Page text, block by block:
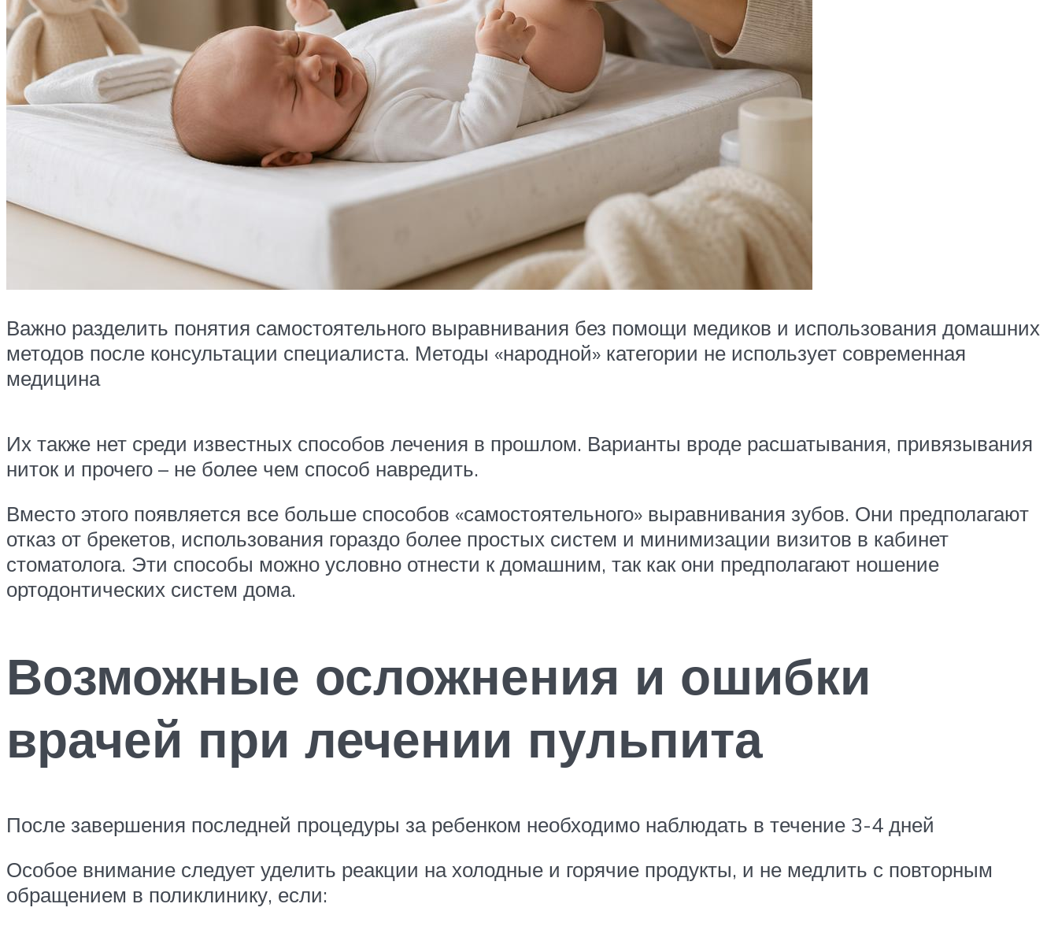
Важно разделить понятия самостоятельного выравнивания без помощи медиков и использования домашних
методов после консультации специалиста. Методы «народной» категории не использует современная
медицина
Их также нет среди известных способов лечения в прошлом. Варианты вроде расшатывания, привязывания
ниток и прочего – не более чем способ навредить.
Вместо этого появляется все больше способов «самостоятельного» выравнивания зубов. Они предполагают
отказ от брекетов, использования гораздо более простых систем и минимизации визитов в кабинет
стоматолога. Эти способы можно условно отнести к домашним, так как они предполагают ношение
ортодонтических систем дома.
Возможные осложнения и ошибки
врачей при лечении пульпита
После завершения последней процедуры за ребенком необходимо наблюдать в течение 3-4 дней
Особое внимание следует уделить реакции на холодные и горячие продукты, и не медлить с повторным
обращением в поликлинику, если: